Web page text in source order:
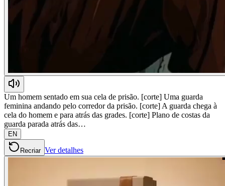
Um homem sentado em sua cela de prisão. [corte] Uma guarda
feminina andando pelo corredor da prisão. [corte] A guarda chega à
cela do homem e para atrás das grades. [corte] Plano de costas da
guarda parada atrás das…
EN
Recriar Ver detalhes